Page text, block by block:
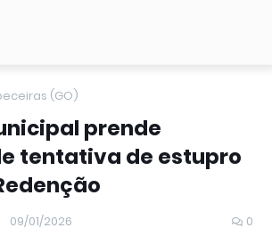
(GO)
prende
tentativa de estupro
09/01/2026 0